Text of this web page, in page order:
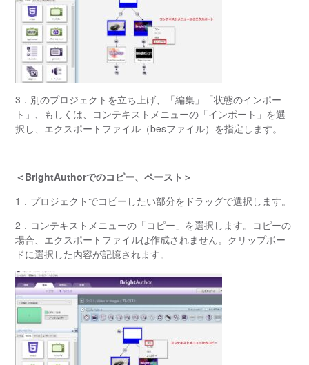
3．別のプロジェクトを立ち上げ、「編集」「状態のインポー
ト」、もしくは、コンテキストメニューの「インポート」を選
択し、エクスポートファイル（besファイル）を指定します。
＜BrightAuthorでのコピー、ペースト＞
1．プロジェクトでコピーしたい部分をドラッグで選択します。
2．コンテキストメニューの「コピー」を選択します。コピーの
場合、エクスポートファイルは作成されません。クリップボー
ドに選択した内容が記憶されます。